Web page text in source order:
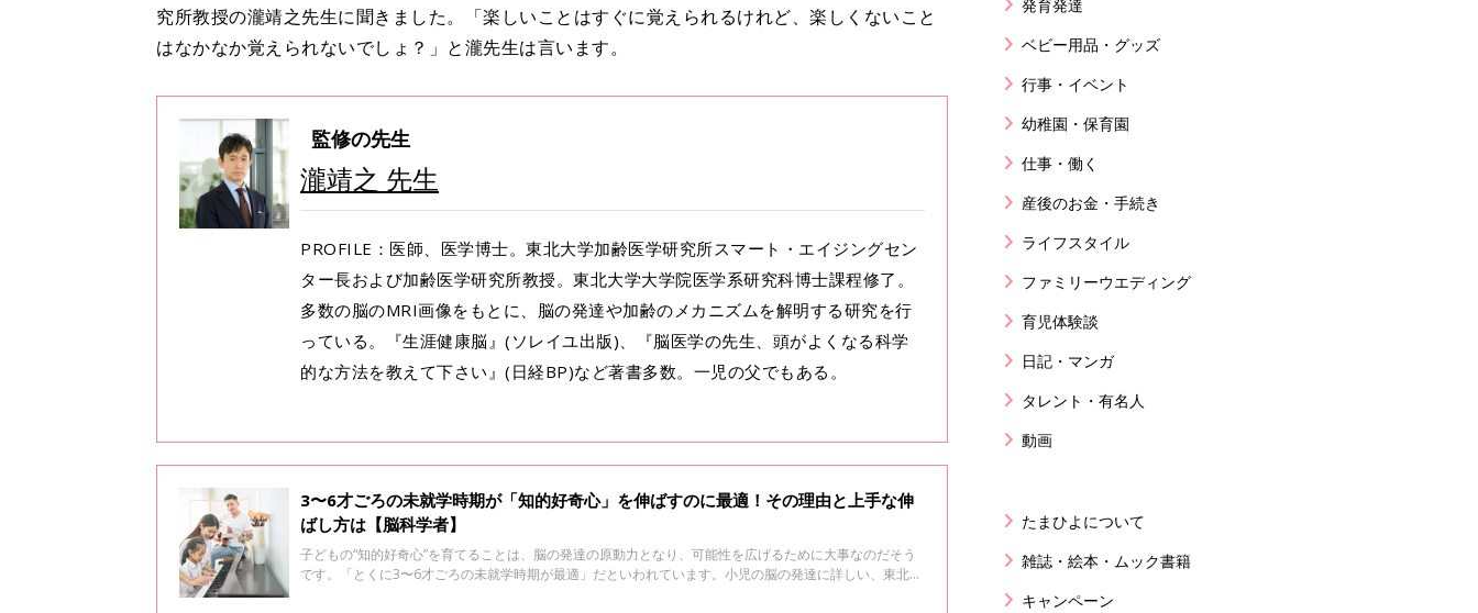
究所教授の瀧靖之先生に聞きました。「楽しいことはすぐに覚えられるけれど、楽しくないこと
はなかなか覚えられないでしょ？」と瀧先生は言います。
監修の先生
瀧靖之 先生
PROFILE：医師、医学博士。東北大学加齢医学研究所スマート・エイジングセン
ター長および加齢医学研究所教授。東北大学大学院医学系研究科博士課程修了。
多数の脳のMRI画像をもとに、脳の発達や加齢のメカニズムを解明する研究を行
っている。『生涯健康脳』(ソレイユ出版)、『脳医学の先生、頭がよくなる科学
的な方法を教えて下さい』(日経BP)など著書多数。一児の父でもある。
3〜6才ごろの未就学時期が「知的好奇心」を伸ばすのに最適！その理由と上手な伸
ばし方は【脳科学者】
子どもの“知的好奇心”を育てることは、脳の発達の原動力となり、可能性を広げるために大事なのだそう
です。「とくに3〜6才ごろの未就学時期が最適」だといわれています。小児の脳の発達に詳しい、東北大
発育発達
ベビー用品・グッズ
行事・イベント
幼稚園・保育園
仕事・働く
産後のお金・手続き
ライフスタイル
ファミリーウエディング
育児体験談
日記・マンガ
タレント・有名人
動画
たまひよについて
雑誌・絵本・ムック書籍
キャンペーン